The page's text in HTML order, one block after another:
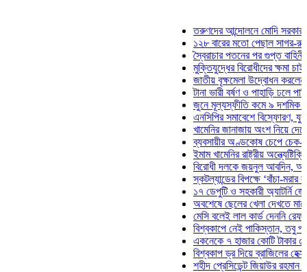
তরুণদের আন্দোলনে মোদি সরকার দুর্বল
১২৮ বারের মতো পেছাল সাগর-রুনি
স্বৈরাচার পতনের পর গুপ্ত বাহিনীর
মুক্তিযুদ্ধের বিরোধীদের ক্ষমা চাইতে
জাতীয় বৃক্ষমেলা উদ্বোধন করলেন
টানা ভারী বর্ষণ ও পাহাড়ি ঢলে পানিবন্দি
জুনে মূল্যস্ফীতি কমে ৯ দশমিক ১৬
এনসিপির সমাবেশে বিস্ফোরণ, যুবলীগের
খামেনির জানাজায় অংশ নিয়ে দেশে
ব্যবসায়ীর অণ্ডকোষ চেপে চেক-
ইমাম খামেনির রাষ্ট্রীয়
বিরোধী দলকে জয়নুল আবদিন, আপনারা
স্কটল্যান্ডের বিপক্ষে ‘বাঁচা-মরার
১৭ ডেপুটি ও সহকারী অ্যাটর্নি
অবশেষে ছেলের খেলা দেখতে মাঠে
মেসি বলেই লাল কার্ড দেননি রেফারি!
বিশ্বকাপে নেই পাকিস্তান, তবু প্রতিটি
একনেকে ৭ হাজার কোটি টাকার ৫
বিশ্বকাপ ড্র দিয়ে ব্রাজিলের হেক্সা
শহীদ প্রেসিডেন্ট জিয়াউর রহমান